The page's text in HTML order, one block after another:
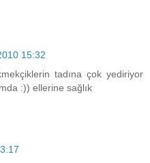
15:32
tadına çok yediriyor
:)) ellerine sağlık